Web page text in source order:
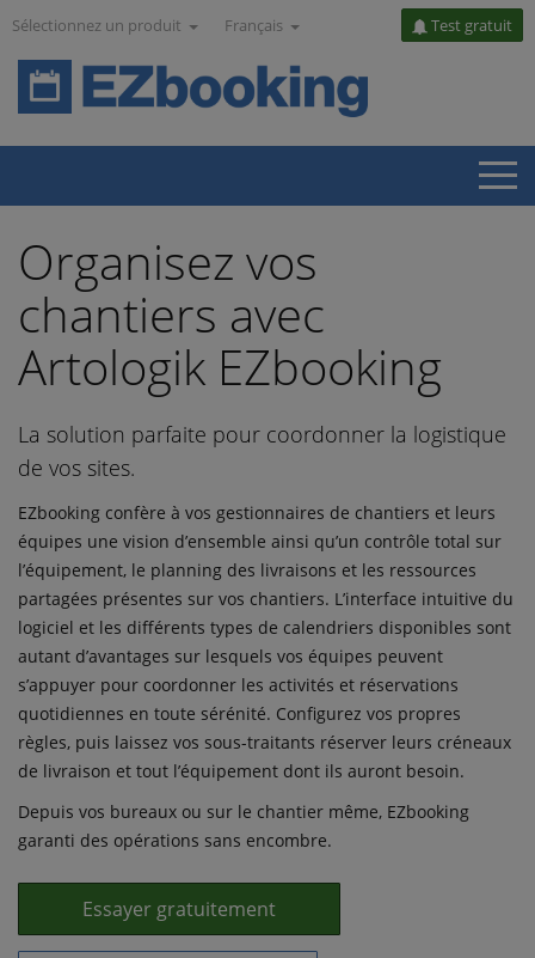
Sélectionnez un produit Français Test gratuit
Organisez vos
chantiers avec
Artologik EZbooking
La solution parfaite pour coordonner la logistique
de vos sites.
EZbooking confère à vos gestionnaires de chantiers et leurs
équipes une vision d’ensemble ainsi qu’un contrôle total sur
l’équipement, le planning des livraisons et les ressources
partagées présentes sur vos chantiers. L’interface intuitive du
logiciel et les différents types de calendriers disponibles sont
autant d’avantages sur lesquels vos équipes peuvent
s’appuyer pour coordonner les activités et réservations
quotidiennes en toute sérénité. Configurez vos propres
règles, puis laissez vos sous-traitants réserver leurs créneaux
de livraison et tout l’équipement dont ils auront besoin.
Depuis vos bureaux ou sur le chantier même, EZbooking
garanti des opérations sans encombre.
Essayer gratuitement